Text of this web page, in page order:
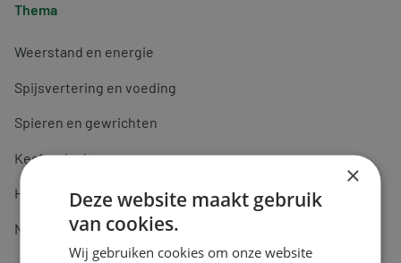
Thema
Weerstand en energie
Spijsvertering en voeding
Spieren en gewrichten
Keel en luchtwegen
Huidverzorging
Nachtrust
×
Deze website maakt gebruik
van cookies.
Wij gebruiken cookies om onze website